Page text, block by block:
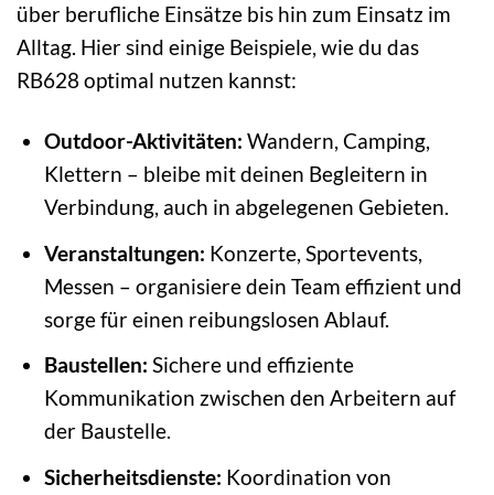
über berufliche Einsätze bis hin zum Einsatz im
Alltag. Hier sind einige Beispiele, wie du das
RB628 optimal nutzen kannst:
Outdoor-Aktivitäten: Wandern, Camping,
Klettern – bleibe mit deinen Begleitern in
Verbindung, auch in abgelegenen Gebieten.
Veranstaltungen: Konzerte, Sportevents,
Messen – organisiere dein Team effizient und
sorge für einen reibungslosen Ablauf.
Baustellen: Sichere und effiziente
Kommunikation zwischen den Arbeitern auf
der Baustelle.
Sicherheitsdienste: Koordination von